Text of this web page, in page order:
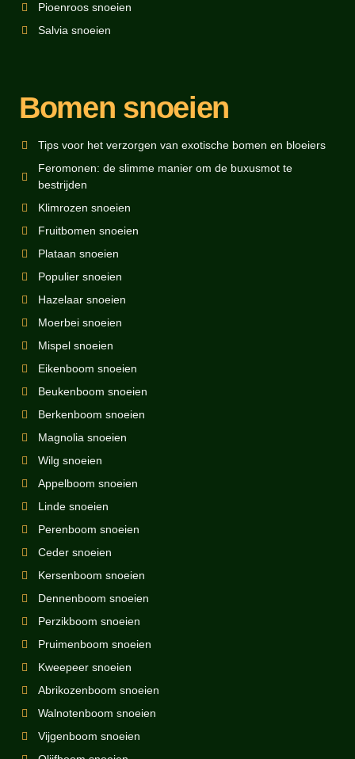
Bomen snoeien
Tips voor het verzorgen van exotische bomen en bloeiers
Feromonen: de slimme manier om de buxusmot te
bestrijden
Klimrozen snoeien
Fruitbomen snoeien
Plataan snoeien
Populier snoeien
Hazelaar snoeien
Moerbei snoeien
Mispel snoeien
Eikenboom snoeien
Beukenboom snoeien
Berkenboom snoeien
Magnolia snoeien
Wilg snoeien
Appelboom snoeien
Linde snoeien
Perenboom snoeien
Ceder snoeien
Kersenboom snoeien
Dennenboom snoeien
Perzikboom snoeien
Pruimenboom snoeien
Kweepeer snoeien
Abrikozenboom snoeien
Walnotenboom snoeien
Vijgenboom snoeien
Pioenroos snoeien
Salvia snoeien